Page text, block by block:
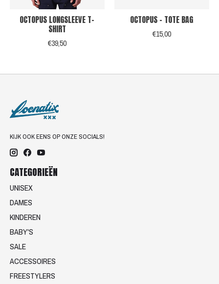
OCTOPUS LONGSLEEVE T-
SHIRT
€39,50
OCTOPUS - TOTE BAG
€15,00
KIJK OOK EENS OP ONZE SOCIALS!
CATEGORIEËN
UNISEX
DAMES
KINDEREN
BABY'S
SALE
ACCESSOIRES
FREESTYLERS